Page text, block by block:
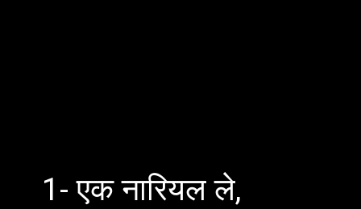
1- एक नारियल ले,